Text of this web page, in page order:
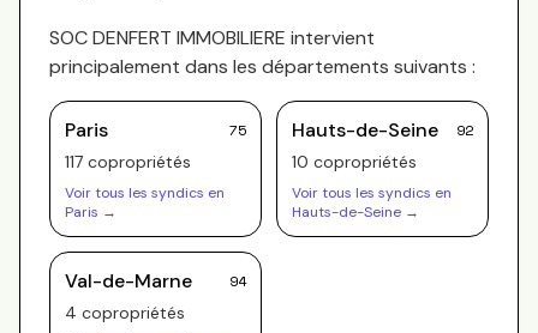
SOC DENFERT IMMOBILIERE intervient
principalement dans les départements suivants :
Paris 75
117 copropriétés
Voir tous les syndics en
Paris →
Hauts-de-Seine 92
10 copropriétés
Voir tous les syndics en
Hauts-de-Seine →
Val-de-Marne 94
4 copropriétés